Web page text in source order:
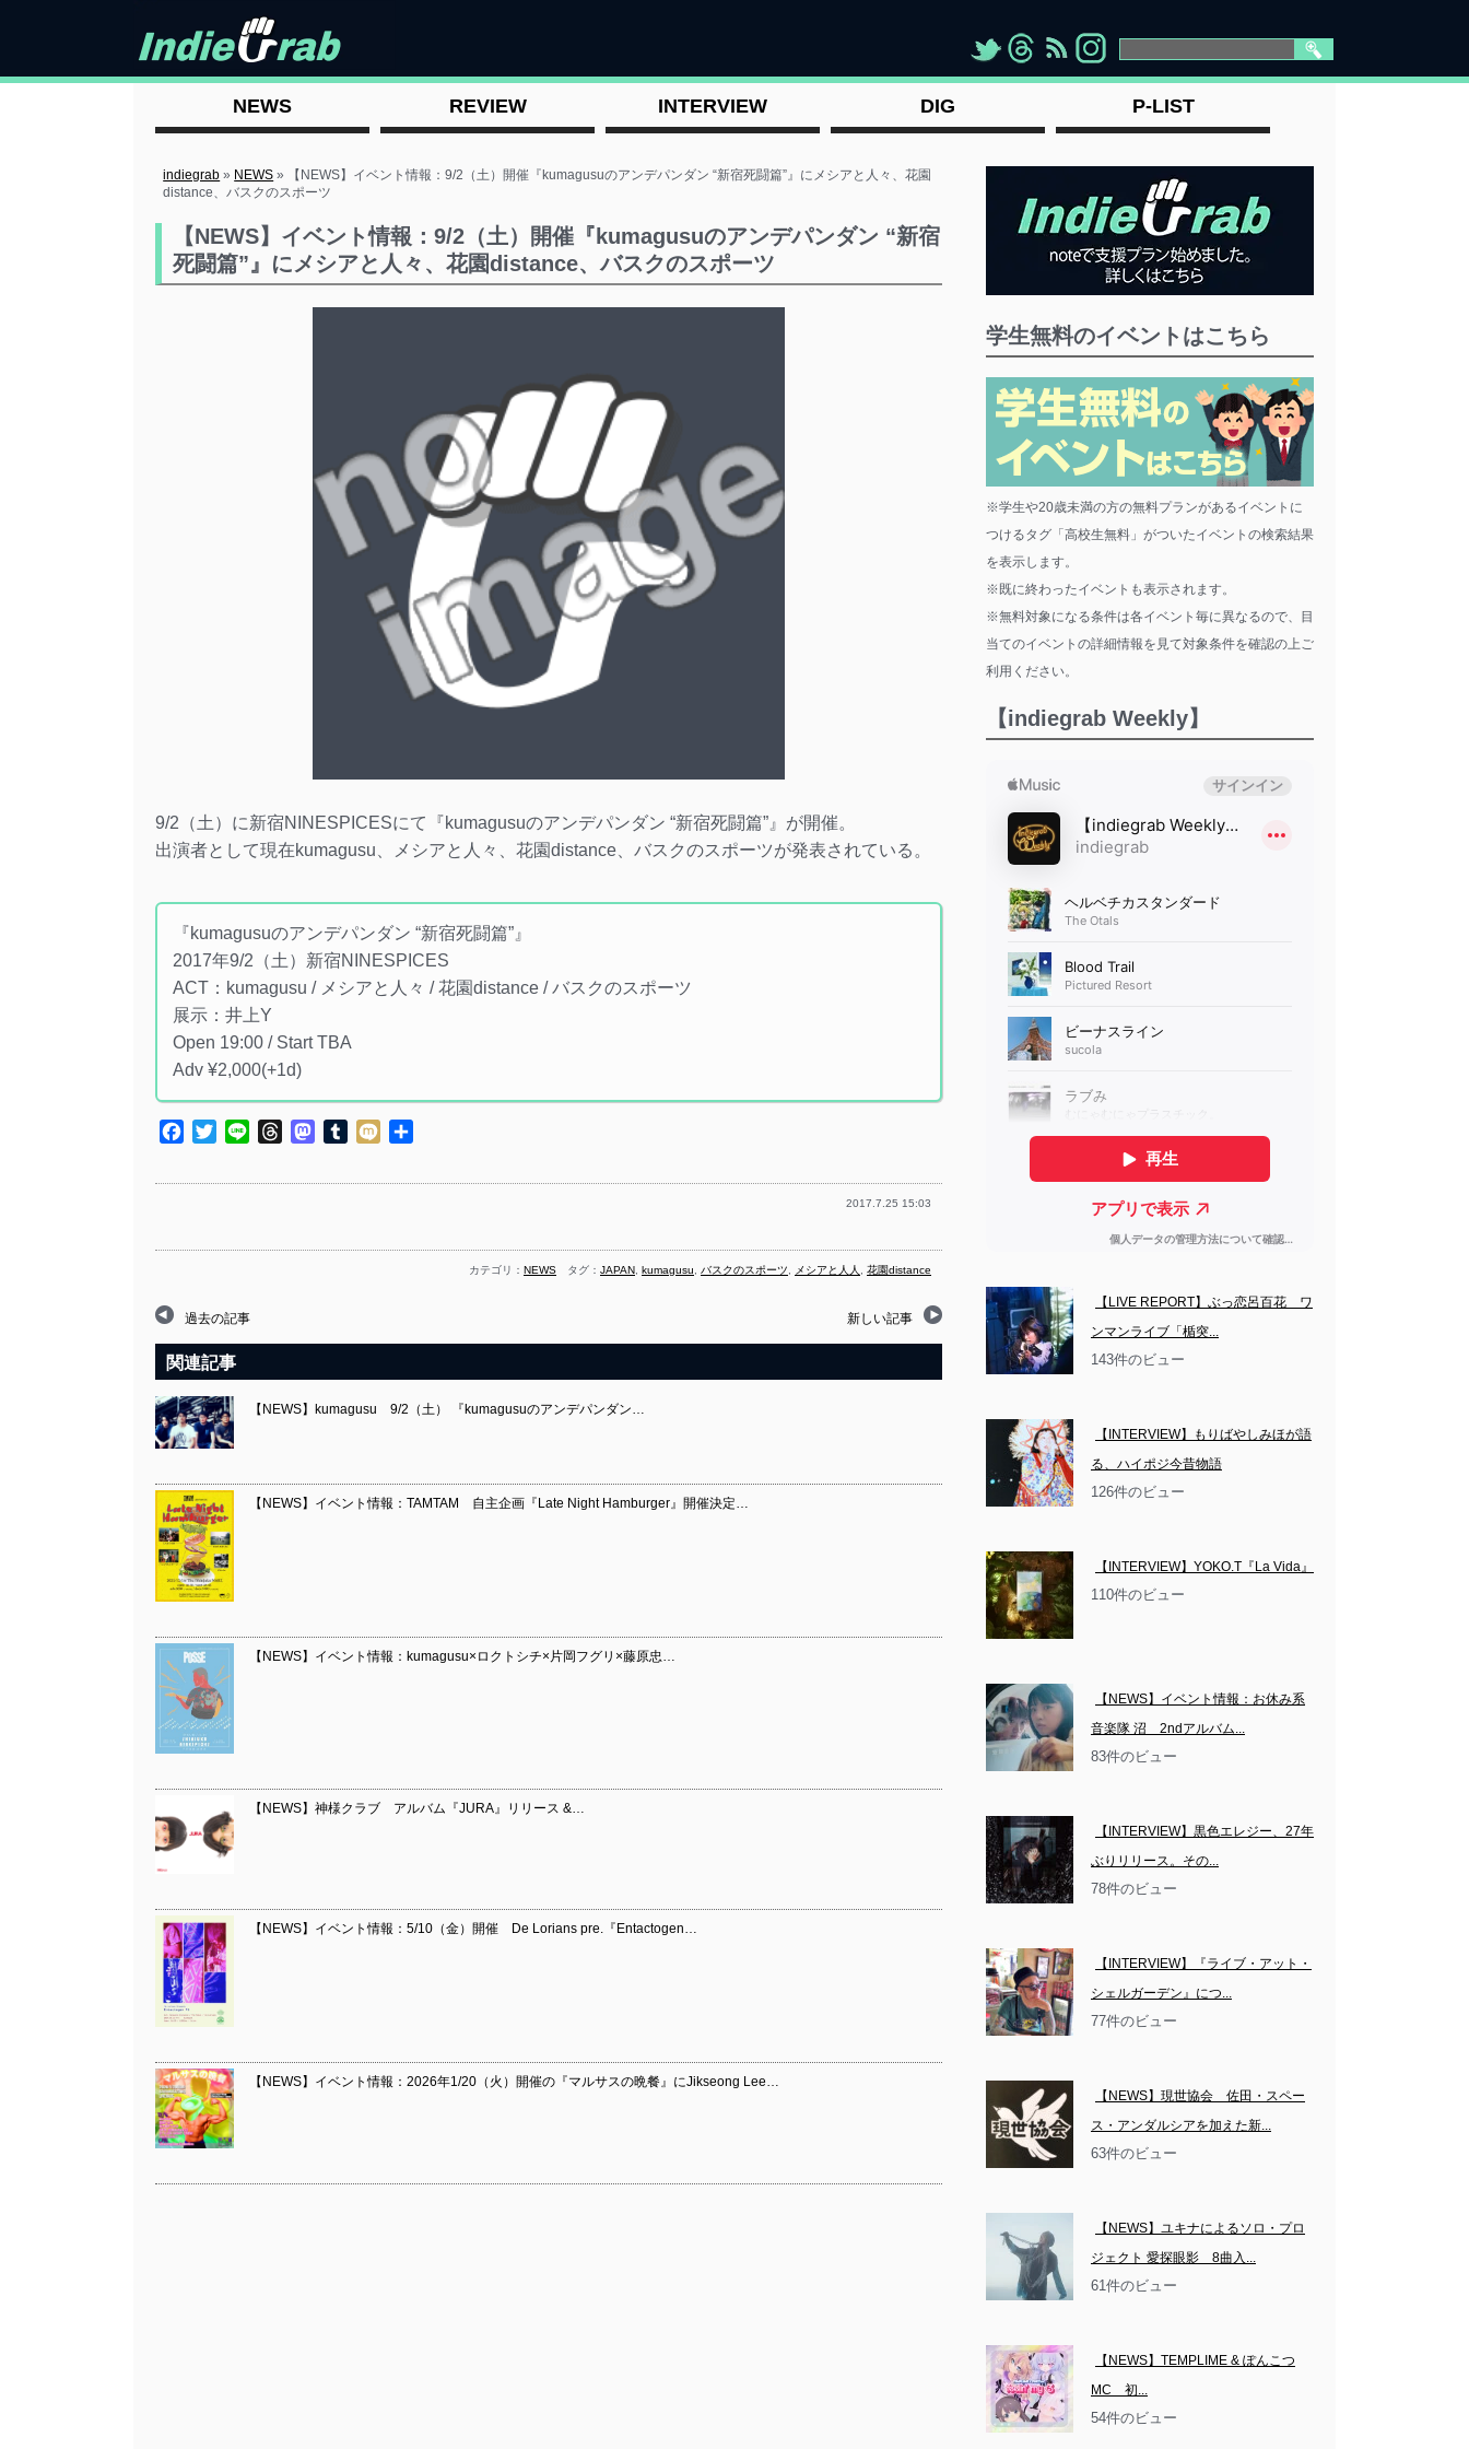
"> "> "> " >
NEWS REVIEW INTERVIEW DIG P-LIST
indiegrab » NEWS »
【NEWS】イベント情報：9/2（土）開催『kumagusuのアンデパンダン “新宿死闘篇”』にメシアと人々、花園
distance、バスクのスポーツ
【NEWS】イベント情報：9/2（土）開催『kumagusuのアンデパンダン “新宿
死闘篇”』にメシアと人々、花園distance、バスクのスポーツ
9/2（土）に新宿NINESPICESにて『kumagusuのアンデパンダン “新宿死闘篇”』が開催。
出演者として現在kumagusu、メシアと人々、花園distance、バスクのスポーツが発表されている。
『kumagusuのアンデパンダン “新宿死闘篇”』
2017年9/2（土）新宿NINESPICES
ACT：kumagusu / メシアと人々 / 花園distance / バスクのスポーツ
展示：井上Y
Open 19:00 / Start TBA
Adv ¥2,000(+1d)
Facebook
TwitterLine ThreadsMastodon
TumblrMixi
2017.7.25 15:03
カテゴリ： NEWS タグ： JAPAN kumagusu バスクのスポーツ メシアと人人 花園distance
過去の記事 新しい記事
関連記事
【NEWS】kumagusu 9/2（土） 『kumagusuのアンデパンダン…
【NEWS】イベント情報：TAMTAM 自主企画『Late Night Hamburger』開催決定…
【NEWS】イベント情報：kumagusu×ロクトシチ×片岡フグリ×藤原忠…
【NEWS】神様クラブ アルバム『JURA』リリース &…
【NEWS】イベント情報：5/10（金）開催 De Lorians pre.『Entactogen…
【NEWS】イベント情報：2026年1/20（火）開催の『マルサスの晩餐』にJikseong Lee…
学生無料のイベントはこちら
※学生や20歳未満の方の無料プランがあるイベントに
つけるタグ「高校生無料」がついたイベントの検索結果
を表示します。
※既に終わったイベントも表示されます。
※無料対象になる条件は各イベント毎に異なるので、目
当てのイベントの詳細情報を見て対象条件を確認の上ご
利用ください。
【indiegrab Weekly】
【LIVE REPORT】ぶっ恋呂百花　ワ
ンマンライブ「楯突...
143件のビュー
【INTERVIEW】もりばやしみほが語
る、ハイポジ今昔物語
126件のビュー
【INTERVIEW】YOKO.T『La Vida』
110件のビュー
【NEWS】イベント情報：お休み系
音楽隊 沼　2ndアルバム...
83件のビュー
【INTERVIEW】黒色エレジー、27年
ぶりリリース。その...
78件のビュー
【INTERVIEW】『ライブ・アット・
シェルガーデン』につ...
77件のビュー
【NEWS】現世協会　佐田・スペー
ス・アンダルシアを加えた新...
63件のビュー
【NEWS】ユキナによるソロ・プロ
ジェクト 愛探眼影　8曲入...
61件のビュー
【NEWS】TEMPLIME & ぽんこつ
MC　初...
54件のビュー